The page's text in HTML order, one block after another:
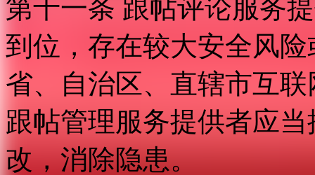
第十一条 跟帖评论服务
到位，存在较大安全风
省、自治区、直辖市互
跟帖管理服务提供者应
改，消除隐患。